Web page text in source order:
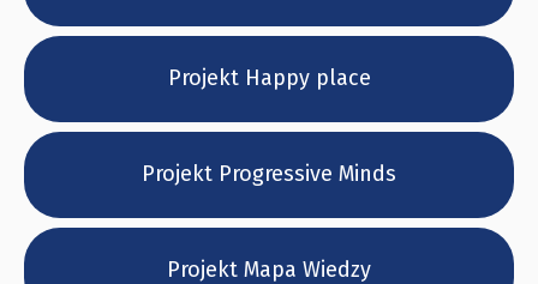
Projekt Happy place
Projekt Progressive Minds
Projekt Mapa Wiedzy